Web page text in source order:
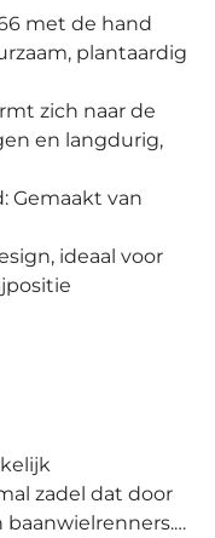
met de hand
plantaardig
zich naar de
en langdurig,
Gemaakt van
ideaal voor
zadel dat door
baanwielrenners.